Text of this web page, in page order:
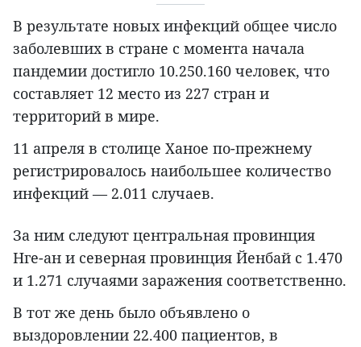
В результате новых инфекций общее число
заболевших в стране с момента начала
пандемии достигло 10.250.160 человек, что
составляет 12 место из 227 стран и
территорий в мире.
11 апреля в столице Ханое по-прежнему
регистрировалось наибольшее количество
инфекций — 2.011 случаев.
За ним следуют центральная провинция
Нге-ан и северная провинция Йенбай с 1.470
и 1.271 случаями заражения соответственно.
В тот же день было объявлено о
выздоровлении 22.400 пациентов, в